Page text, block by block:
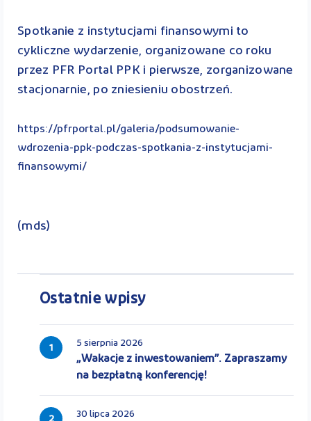
Spotkanie z instytucjami finansowymi to
cykliczne wydarzenie, organizowane co roku
przez PFR Portal PPK i pierwsze, zorganizowane
stacjonarnie, po zniesieniu obostrzeń.
https://pfrportal.pl/galeria/podsumowanie-
wdrozenia-ppk-podczas-spotkania-z-instytucjami-
finansowymi/
(mds)
Ostatnie wpisy
1 5 sierpnia 2026
„Wakacje z inwestowaniem”. Zapraszamy
na bezpłatną konferencję!
30 lipca 2026